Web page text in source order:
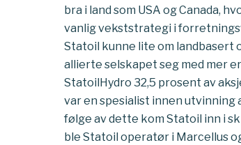
bra i land som USA og Canada,
vanlig vekststrategi i
Statoil kunne lite om landbasert
allierte selskapet seg med mer
StatoilHydro 32,5 prosent av
var en spesialist innen utvinning
følge av dette kom Statoil inn i
ble Statoil operatør i Marcellus